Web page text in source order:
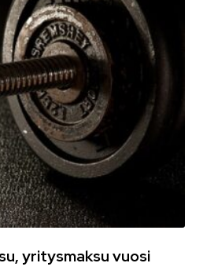
yritysmaksu vuosi